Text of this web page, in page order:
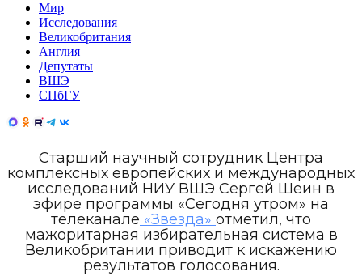
Мир
Исследования
Великобритания
Англия
Депутаты
ВШЭ
СПбГУ
Старший научный сотрудник Центра
комплексных европейских и международных
исследований НИУ ВШЭ Сергей Шеин в
эфире программы «Сегодня утром» на
телеканале «Звезда» отметил, что
мажоритарная избирательная система в
Великобритании приводит к искажению
результатов голосования.